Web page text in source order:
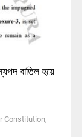
বাতিল হয়ে
Constitution,